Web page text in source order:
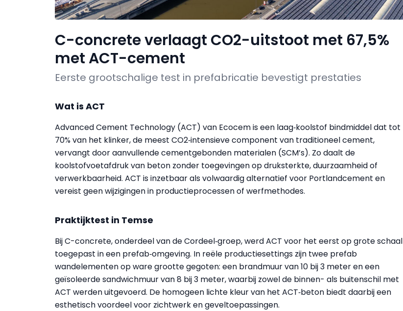
C-concrete verlaagt CO2-uitstoot met 67,5%
met ACT-cement
Eerste grootschalige test in prefabricatie bevestigt prestaties
Wat is ACT
Advanced Cement Technology (ACT) van Ecocem is een laag‑koolstof bindmiddel dat tot
70% van het klinker, de meest CO2‑intensieve component van traditioneel cement,
vervangt door aanvullende cementgebonden materialen (SCM’s). Zo daalt de
koolstofvoetafdruk van beton zonder toegevingen op druksterkte, duurzaamheid of
verwerkbaarheid. ACT is inzetbaar als volwaardig alternatief voor Portlandcement en
vereist geen wijzigingen in productieprocessen of werfmethodes.
Praktijktest in Temse
Bij C-concrete, onderdeel van de Cordeel‑groep, werd ACT voor het eerst op grote schaal
toegepast in een prefab‑omgeving. In reële productiesettings zijn twee prefab
wandelementen op ware grootte gegoten: een brandmuur van 10 bij 3 meter en een
geïsoleerde sandwichmuur van 8 bij 3 meter, waarbij zowel de binnen- als buitenschil met
ACT werden uitgevoerd. De homogeen lichte kleur van het ACT‑beton biedt daarbij een
esthetisch voordeel voor zichtwerk en geveltoepassingen.